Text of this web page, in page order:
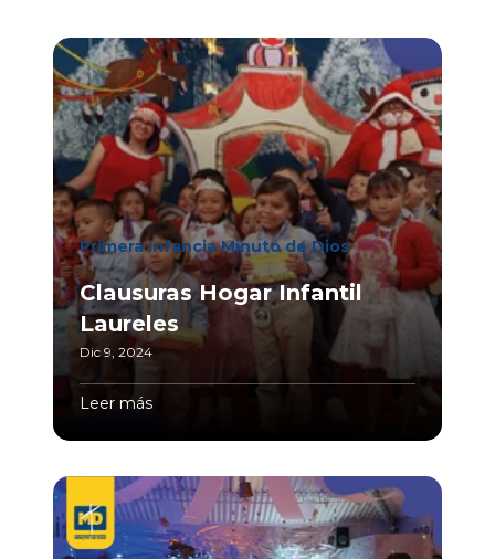
Primera Infancia Minuto de Dios
Clausuras Hogar Infantil
Laureles
Dic 9, 2024
Leer más